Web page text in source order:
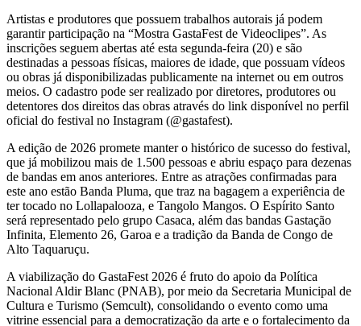
Artistas e produtores que possuem trabalhos autorais já podem
garantir participação na “Mostra GastaFest de Videoclipes”. As
inscrições seguem abertas até esta segunda-feira (20) e são
destinadas a pessoas físicas, maiores de idade, que possuam vídeos
ou obras já disponibilizadas publicamente na internet ou em outros
meios. O cadastro pode ser realizado por diretores, produtores ou
detentores dos direitos das obras através do link disponível no perfil
oficial do festival no Instagram (@gastafest).
A edição de 2026 promete manter o histórico de sucesso do festival,
que já mobilizou mais de 1.500 pessoas e abriu espaço para dezenas
de bandas em anos anteriores. Entre as atrações confirmadas para
este ano estão Banda Pluma, que traz na bagagem a experiência de
ter tocado no Lollapalooza, e Tangolo Mangos. O Espírito Santo
será representado pelo grupo Casaca, além das bandas Gastação
Infinita, Elemento 26, Garoa e a tradição da Banda de Congo de
Alto Taquaruçu.
A viabilização do GastaFest 2026 é fruto do apoio da Política
Nacional Aldir Blanc (PNAB), por meio da Secretaria Municipal de
Cultura e Turismo (Semcult), consolidando o evento como uma
vitrine essencial para a democratização da arte e o fortalecimento da